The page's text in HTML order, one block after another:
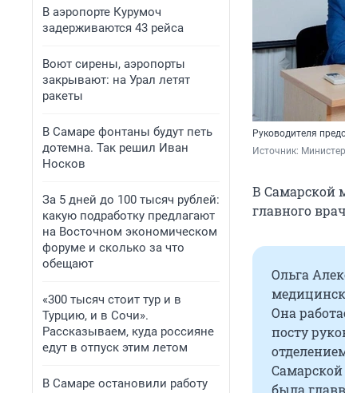
В аэропорте Курумоч
задерживаются 43 рейса
Воют сирены, аэропорты
закрывают: на Урал летят
ракеты
В Самаре фонтаны будут петь
дотемна. Так решил Иван
Носков
За 5 дней до 100 тысяч рублей:
какую подработку предлагают
на Восточном экономическом
форуме и сколько за что
обещают
«300 тысяч стоит тур и в
Турцию, и в Сочи».
Рассказываем, куда россияне
едут в отпуск этим летом
В Самаре остановили работу
Руководителя
Источник:
В Самарской
главного
Ольга
Она
посту
была